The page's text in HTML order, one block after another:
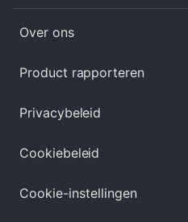
Over ons
Product rapporteren
Privacybeleid
Cookiebeleid
Cookie-instellingen